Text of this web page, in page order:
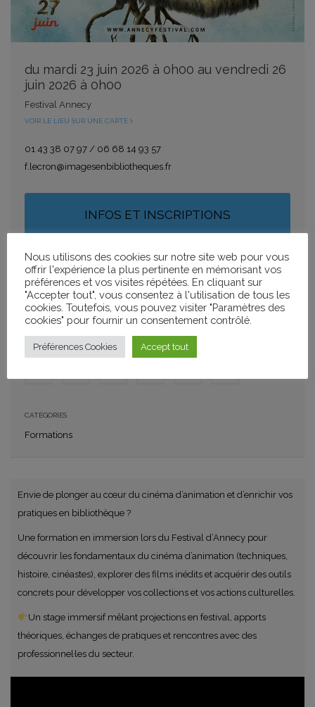
du mardi 23 juin 2026 à 0h00 au vendredi 26
juin 2026 à 0h00
Festival Annecy
VOIR LE LIEU SUR UNE CARTE
01 43 38 07 97 / 06 68 14 93 57
f.lecron@imagesenbibliotheques.fr
INFOS ET INSCRIPTIONS
AJOUTER À MON CALENDRIER
+ GOOGLE CALENDAR + ICAL IMPORT
PARTAGER
CATÉGORIES
Formations
Envie de plonger au cœur du cinéma d’animation et d’enrichir vos
pratiques en bibliothèque ?
Une formation en immersion lors du Festival d’Annecy pour
découvrir les fondamentaux du cinéma d’animation (techniques,
histoire, cinéastes), explorer des films inédits et acquérir des outils
concrets pour développer vos collections et vos actions culturelles.
Un stage immersif mêlant projections en festival, apports
théoriques, échanges de pratiques et rencontres avec des
professionnel·les du secteur.
Nous utilisons des cookies sur notre site web pour vous
offrir l'expérience la plus pertinente en mémorisant vos
préférences et vos visites répétées. En cliquant sur
"Accepter tout", vous consentez à l'utilisation de tous les
cookies. Toutefois, vous pouvez visiter "Paramètres des
cookies" pour fournir un consentement contrôlé.
Préférences Cookies Accept tout